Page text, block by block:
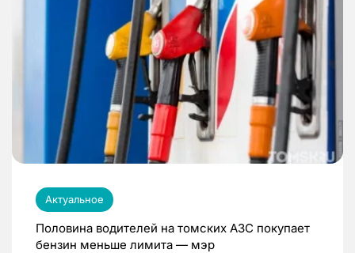
Актуальное
Половина водителей на томских АЗС покупает
бензин меньше лимита — мэр